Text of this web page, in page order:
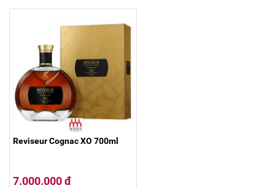
Reviseur Cognac XO 700ml
7.000.000 đ